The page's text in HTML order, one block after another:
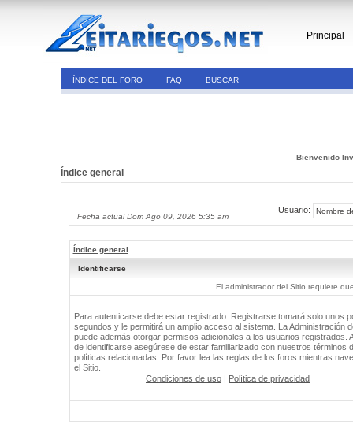
Principal
ÍNDICE DEL FORO FAQ BUSCAR
Bienvenido
Índice general
Fecha actual Dom Ago 09, 2026 5:35 am
Usuario:
Índice general
Identificarse
El administrador del Sitio requiere
Para autenticarse debe estar registrado. Registrarse tomará solo unos
segundos y le permitirá un amplio acceso al sistema. La Administración
puede además otorgar permisos adicionales a los usuarios registrados.
de identificarse asegúrese de estar familiarizado con nuestros términos
políticas relacionadas. Por favor lea las reglas de los foros mientras
el Sitio.
Condiciones de uso | Política de privacidad